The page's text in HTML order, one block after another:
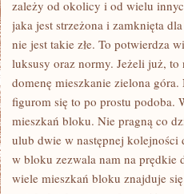
zależy od okolicy i od wielu
jaka jest strzeżona i zamknięta
nie jest takie złe. To potwierdza
luksusy oraz normy. Jeżeli już, to
domenę mieszkanie zielona
figurom się to po prostu podoba.
mieszkań bloku. Nie pragną co
ulub dwie w następnej kolejności
w bloku zezwala nam na prędkie
wiele mieszkań bloku znajduje